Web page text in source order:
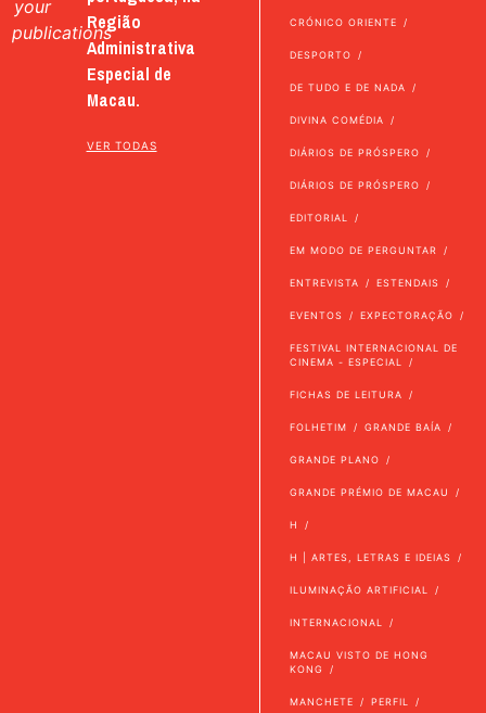
your
publicationsRegião
Administrativa
Especial de
Macau.
VER TODAS
CRÓNICO ORIENTE
DESPORTO
DE TUDO E DE NADA
DIVINA COMÉDIA
DIÁRIOS DE PRÓSPERO
DIÁRIOS DE PRÓSPERO
EDITORIAL
EM MODO DE PERGUNTAR
ENTREVISTA ESTENDAIS
EVENTOS EXPECTORAÇÃO
FESTIVAL INTERNACIONAL DE
CINEMA - ESPECIAL
FICHAS DE LEITURA
FOLHETIM GRANDE BAÍA
GRANDE PLANO
GRANDE PRÉMIO DE MACAU
H
H | ARTES, LETRAS E IDEIAS
ILUMINAÇÃO ARTIFICIAL
INTERNACIONAL
MACAU VISTO DE HONG
KONG
MANCHETE PERFIL